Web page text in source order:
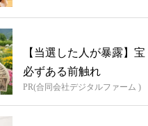
【当選した人が暴露】
必ずある前触れ
PR(合同会社デジタルファーム )